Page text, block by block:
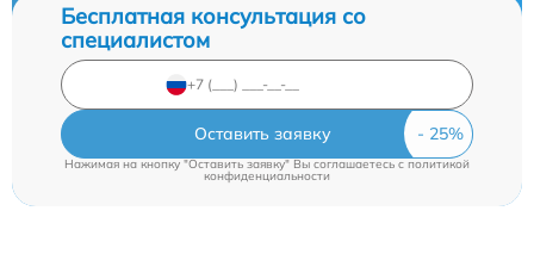
Бесплатная консультация со
специалистом
Оставить заявку
Нажимая на кнопку "Оставить заявку" Вы соглашаетесь cполитикой
конфиденциальности